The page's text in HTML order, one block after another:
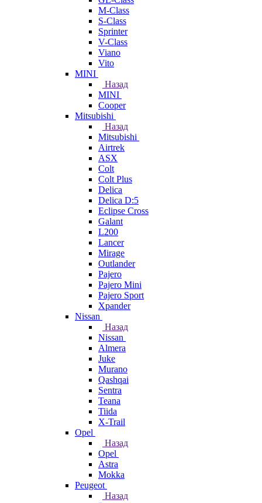
M-Class
S-Class
Sprinter
V-Class
Viano
Vito
MINI
Назад
MINI
Cooper
Mitsubishi
Назад
Mitsubishi
Airtrek
ASX
Colt
Colt Plus
Delica
Delica D:5
Eclipse Cross
Galant
L200
Lancer
Mirage
Outlander
Pajero
Pajero Mini
Pajero Sport
Xpander
Nissan
Назад
Nissan
Almera
Juke
Murano
Qashqai
Sentra
Teana
Tiida
X-Trail
Opel
Назад
Opel
Astra
Mokka
Peugeot
Назад